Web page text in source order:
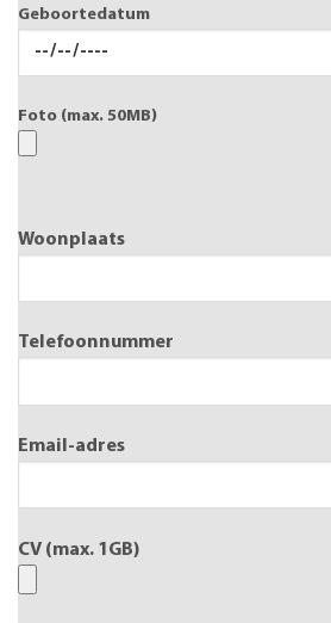
Geboortedatum
Foto (max. 50MB)
Woonplaats
Telefoonnummer
Email-adres
CV (max. 1GB)